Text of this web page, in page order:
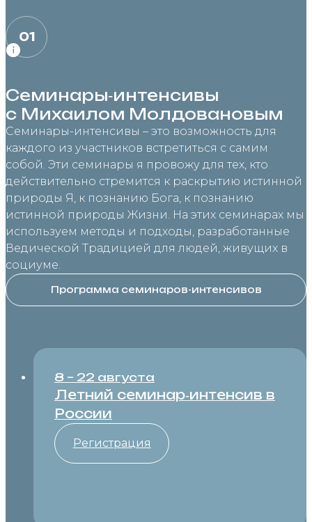
Семинары‑интенсивы
с Михаилом Молдовановым
Семинары-интенсивы – это возможность для
каждого из участников встретиться с самим
собой. Эти семинары я провожу для тех, кто
действительно стремится к раскрытию истинной
природы Я, к познанию Бога, к познанию
истинной природы Жизни. На этих семинарах мы
используем методы и подходы, разработанные
Ведической Традицией для людей, живущих в
социуме.
Программа семинаров-интенсивов
8 – 22 августа
Летний семинар‑интенсив в
России
Регистрация
01